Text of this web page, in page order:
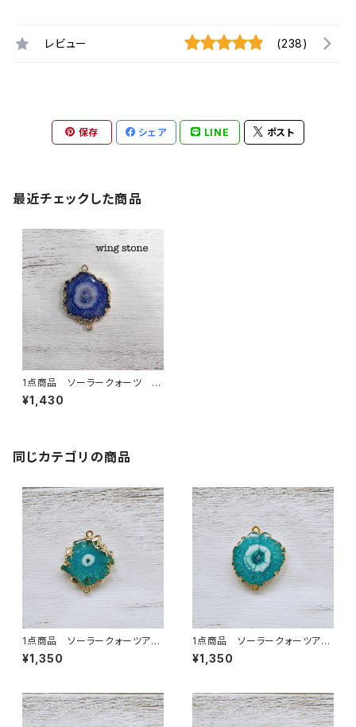
レビュー (238)
保存 シェア LINE ポスト
最近チェックした商品
1点商品 ソーラークォーツ 2
カン ブルー
¥1,430
同じカテゴリの商品
1点商品 ソーラークォーツアク
ア 2カン②
¥1,350
1点商品 ソーラークォーツアク
ア 2カン ④
¥1,350